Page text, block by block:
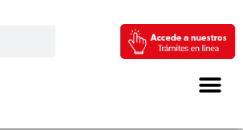
de herramientas